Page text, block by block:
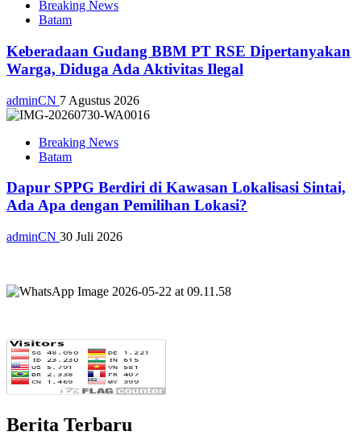
Breaking News
Batam
Keberadaan Gudang BBM PT RSE Dipertanyakan
Warga, Diduga Ada Aktivitas Ilegal
adminCN 7 Agustus 2026
Breaking News
Batam
Dapur SPPG Berdiri di Kawasan Lokalisasi Sintai,
Ada Apa dengan Pemilihan Lokasi?
adminCN 30 Juli 2026
Berita Terbaru